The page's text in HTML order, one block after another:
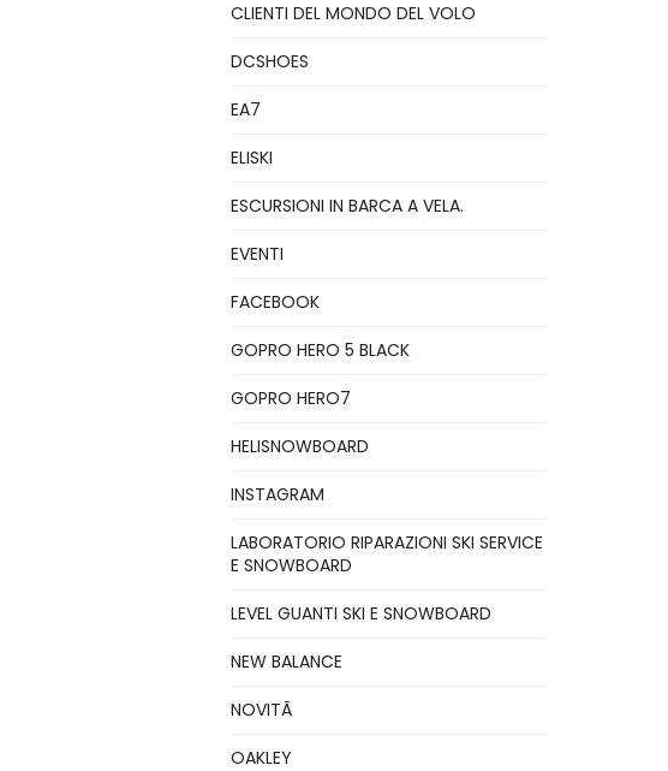
CLIENTI DEL MONDO DEL VOLO
DCSHOES
EA7
ELISKI
ESCURSIONI IN BARCA A VELA.
EVENTI
FACEBOOK
GOPRO HERO 5 BLACK
GOPRO HERO7
HELISNOWBOARD
INSTAGRAM
LABORATORIO RIPARAZIONI SKI SERVICE
E SNOWBOARD
LEVEL GUANTI SKI E SNOWBOARD
NEW BALANCE
NOVITÃ
OAKLEY